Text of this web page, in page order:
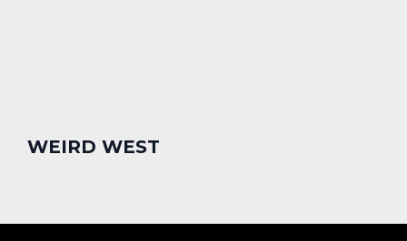
WEIRD WEST